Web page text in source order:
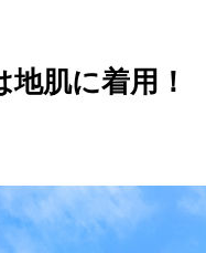
肌に着用！